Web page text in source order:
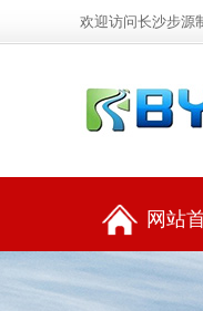
欢迎访问长沙步源
网站